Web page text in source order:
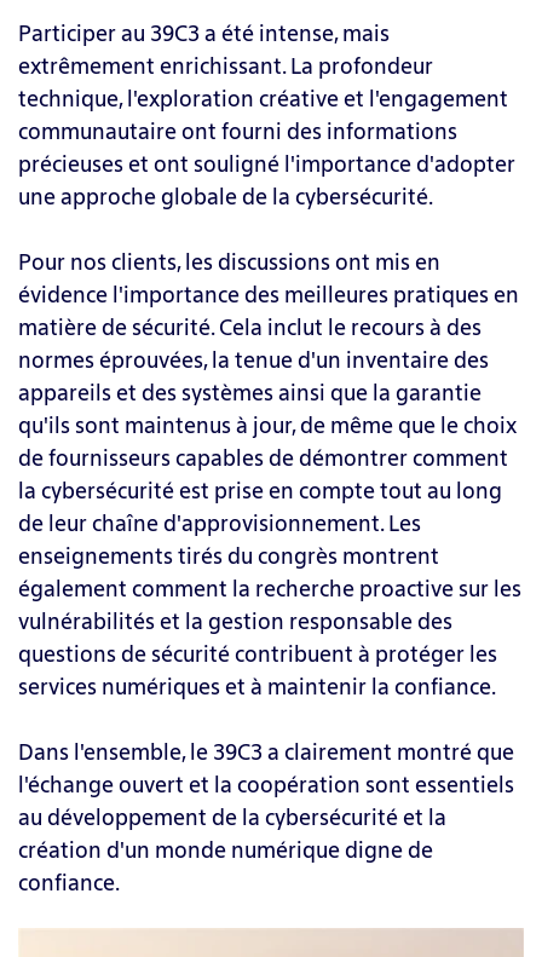
Participer au 39C3 a été intense, mais
extrêmement enrichissant. La profondeur
technique, l'exploration créative et l'engagement
communautaire ont fourni des informations
précieuses et ont souligné l'importance d'adopter
une approche globale de la cybersécurité.
Pour nos clients, les discussions ont mis en
évidence l'importance des meilleures pratiques en
matière de sécurité. Cela inclut le recours à des
normes éprouvées, la tenue d'un inventaire des
appareils et des systèmes ainsi que la garantie
qu'ils sont maintenus à jour, de même que le choix
de fournisseurs capables de démontrer comment
la cybersécurité est prise en compte tout au long
de leur chaîne d'approvisionnement. Les
enseignements tirés du congrès montrent
également comment la recherche proactive sur les
vulnérabilités et la gestion responsable des
questions de sécurité contribuent à protéger les
services numériques et à maintenir la confiance.
Dans l'ensemble, le 39C3 a clairement montré que
l'échange ouvert et la coopération sont essentiels
au développement de la cybersécurité et la
création d'un monde numérique digne de
confiance.